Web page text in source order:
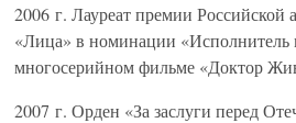
2006 г. Лауреат премии
«Лица» в номинации «Исполнитель
многосерийном фильме «Доктор
2007 г. Орден «За заслуги перед